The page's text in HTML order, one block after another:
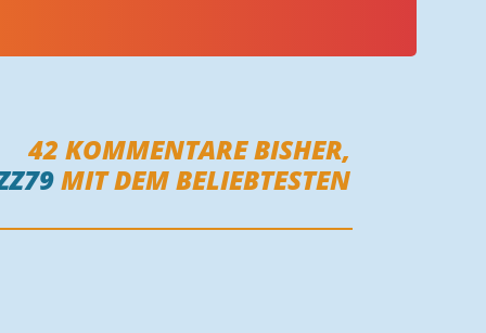
42 KOMMENTARE BISHER,
MIT DEM BELIEBTESTEN